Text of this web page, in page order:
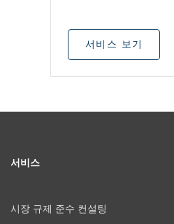
서비스 보기
서비스
시장 규제 준수 컨설팅